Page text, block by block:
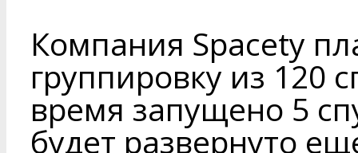
Компания Spacety
группировку из 120
время запущено 5
будет развернуто